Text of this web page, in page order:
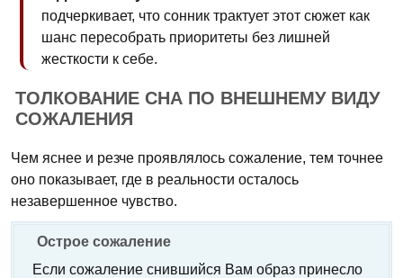
подчеркивает, что сонник трактует этот сюжет как
шанс пересобрать приоритеты без лишней
жесткости к себе.
ТОЛКОВАНИЕ СНА ПО ВНЕШНЕМУ ВИДУ
СОЖАЛЕНИЯ
Чем яснее и резче проявлялось сожаление, тем точнее
оно показывает, где в реальности осталось
незавершенное чувство.
Острое сожаление
Если сожаление снившийся Вам образ принесло